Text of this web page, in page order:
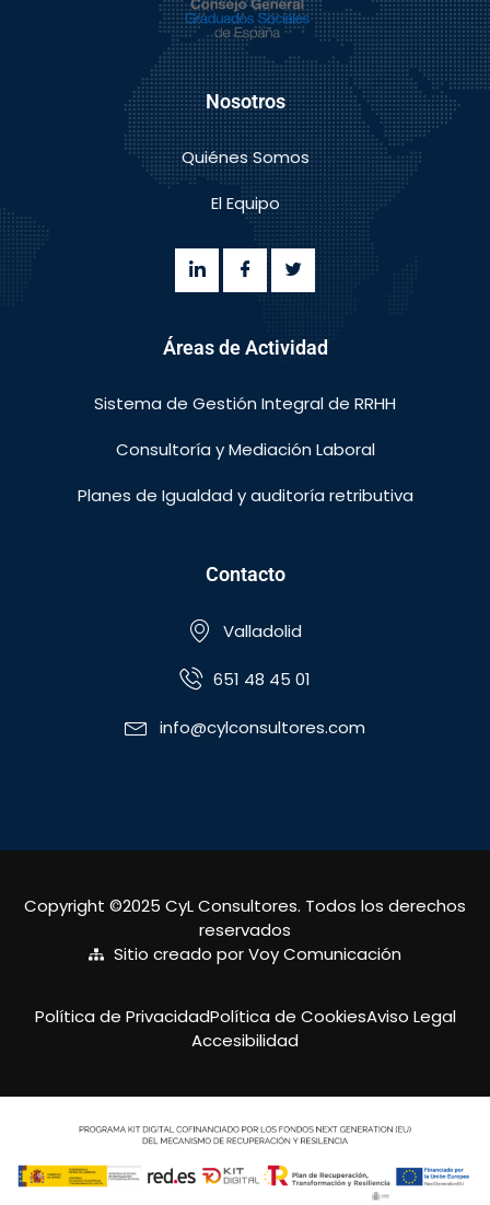
Nosotros
Quiénes Somos
El Equipo
Áreas de Actividad
Sistema de Gestión Integral de RRHH
Consultoría y Mediación Laboral
Planes de Igualdad y auditoría retributiva
Contacto
Valladolid
651 48 45 01
info@cylconsultores.com
Copyright ©2025 CyL Consultores. Todos los derechos
reservados
Sitio creado por Voy Comunicación
Política de PrivacidadPolítica de CookiesAviso Legal
Accesibilidad